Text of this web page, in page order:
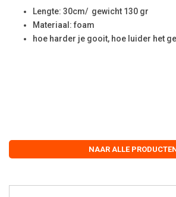
NAAR ALLE
Lengte: 30cm/ gewicht 130 gr
Materiaal: foam
hoe harder je gooit, hoe luider het